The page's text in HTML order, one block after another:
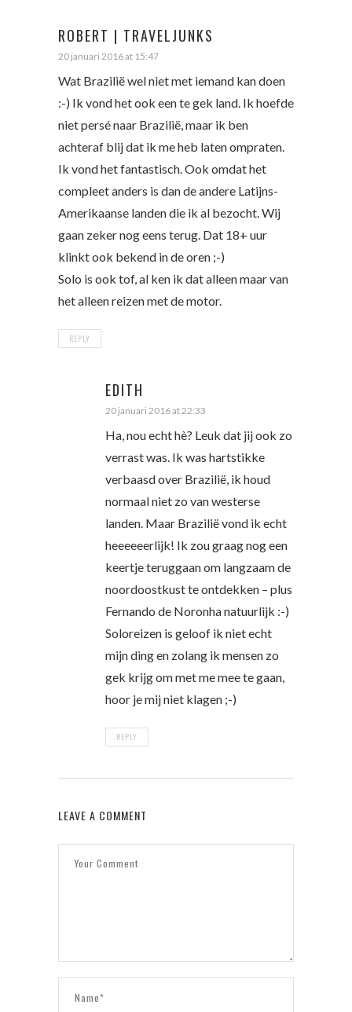
ROBERT | TRAVELJUNKS
20 januari 2016 at 15:47
Wat Brazilië wel niet met iemand kan doen
:-) Ik vond het ook een te gek land. Ik hoefde
niet persé naar Brazilië, maar ik ben
achteraf blij dat ik me heb laten ompraten.
Ik vond het fantastisch. Ook omdat het
compleet anders is dan de andere Latijns-
Amerikaanse landen die ik al bezocht. Wij
gaan zeker nog eens terug. Dat 18+ uur
klinkt ook bekend in de oren ;-)
Solo is ook tof, al ken ik dat alleen maar van
het alleen reizen met de motor.
REPLY
EDITH
20 januari 2016 at 22:33
Ha, nou echt hè? Leuk dat jij ook zo
verrast was. Ik was hartstikke
verbaasd over Brazilië, ik houd
normaal niet zo van westerse
landen. Maar Brazilië vond ik echt
heeeeeerlijk! Ik zou graag nog een
keertje teruggaan om langzaam de
noordoostkust te ontdekken – plus
Fernando de Noronha natuurlijk :-)
Soloreizen is geloof ik niet echt
mijn ding en zolang ik mensen zo
gek krijg om met me mee te gaan,
hoor je mij niet klagen ;-)
REPLY
LEAVE A COMMENT